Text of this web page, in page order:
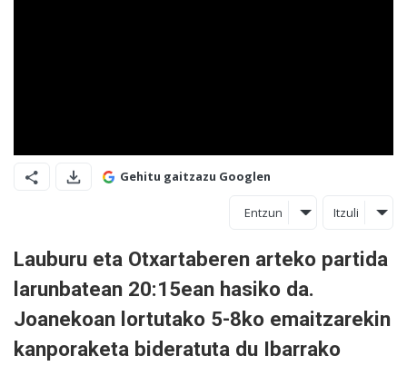
Gehitu gaitzazu Googlen
Entzun Itzuli
Lauburu eta Otxartaberen arteko partida
larunbatean 20:15ean hasiko da.
Joanekoan lortutako 5-8ko emaitzarekin
kanporaketa bideratuta du Ibarrako